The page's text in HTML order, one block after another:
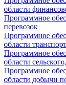
области
Программное
перевозок
Программное
области
Программное
области
Программное
области добычи